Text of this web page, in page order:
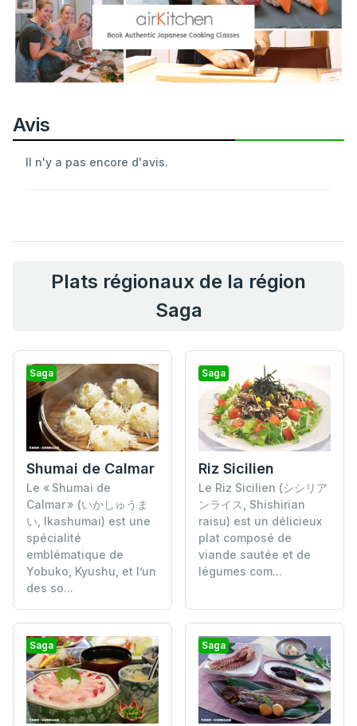
Avis
Il n'y a pas encore d'avis.
Plats régionaux de la région
Saga
Saga
Shumai de Calmar
Le « Shumai de
Calmar » (いかしゅうま
い, Ikashumai) est une
spécialité
emblématique de
Yobuko, Kyushu, et l’un
des so...
Saga
Riz Sicilien
Le Riz Sicilien (シシリア
ンライス, Shishirian
raisu) est un délicieux
plat composé de
viande sautée et de
légumes com...
Saga Saga